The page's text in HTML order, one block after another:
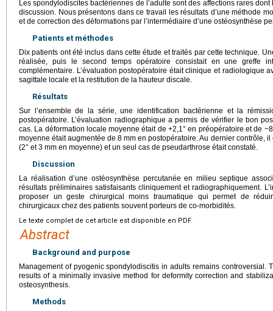
Les spondylodiscites bactériennes de l’adulte sont des affections rares
discussion. Nous présentons dans ce travail les résultats d’une méthode
et de correction des déformations par l’intermédiaire d’une ostéosynthèse
Patients et méthodes
Dix patients ont été inclus dans cette étude et traités par cette technique.
réalisée, puis le second temps opératoire consistait en une greffe
complémentaire. L’évaluation postopératoire était clinique et radiologique
sagittale locale et la restitution de la hauteur discale.
Résultats
Sur l’ensemble de la série, une identification bactérienne et la
postopératoire. L’évaluation radiographique a permis de vérifier le bon
cas. La déformation locale moyenne était de +2,1° en préopératoire et de
moyenne était augmentée de 8 mm en postopératoire. Au dernier contrôle,
(2° et 3 mm en moyenne) et un seul cas de pseudarthrose était constaté.
Discussion
La réalisation d’une ostéosynthèse percutanée en milieu septique
résultats préliminaires satisfaisants cliniquement et radiographiquement.
proposer un geste chirurgical moins traumatique qui permet de
chirurgicaux chez des patients souvent porteurs de co-morbidités.
Le texte complet de cet article est disponible en PDF.
Abstract
Background and purpose
Management of pyogenic spondylodiscitis in adults remains controversial.
results of a minimally invasive method for deformity correction and
osteosynthesis.
Methods